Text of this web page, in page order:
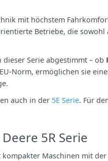
mit höchstem
Betriebe, die
Serie abgestimmt – ob
Norm, ermöglichen sie
auch in der 5E Serie. Für
5R Serie
Maschinen mit